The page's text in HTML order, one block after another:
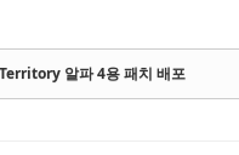
알파 4용 패치 배포